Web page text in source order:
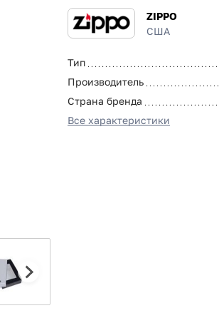
ZIPPO
США
Тип
Производитель
Страна бренда
Все характеристики